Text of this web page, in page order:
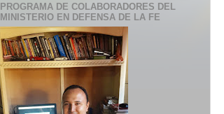
PROGRAMA DE COLABORADORES DEL
MINISTERIO EN DEFENSA DE LA FE